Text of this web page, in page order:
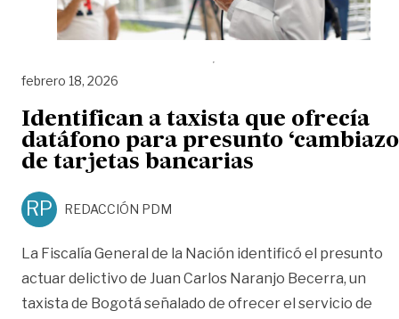
febrero 18, 2026
Identifican a taxista que ofrecía
datáfono para presunto
de tarjetas bancarias
RP REDACCIÓN PDM
La Fiscalía General de la Nación identificó el presunto
actuar delictivo de Juan Carlos Naranjo Becerra, un
taxista de Bogotá señalado de ofrecer el servicio de